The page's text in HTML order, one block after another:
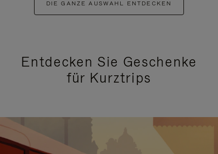
DIE GANZE AUSWAHL ENTDECKEN
Entdecken Sie Geschenke
für Kurztrips